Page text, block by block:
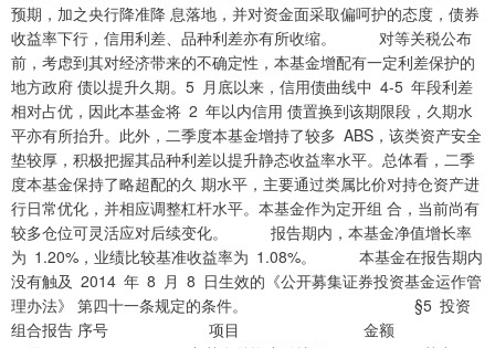
预期，加之央行降准降 息落地，并对资金面采取偏呵护的态度，债券
收益率下行，信用利差、品种利差亦有所收缩。 对等关税公布
前，考虑到其对经济带来的不确定性，本基金增配有一定利差保护的
地方政府 债以提升久期。5 月底以来，信用债曲线中 4-5 年段利差
相对占优，因此本基金将 2 年以内信用 债置换到该期限段，久期水
平亦有所抬升。此外，二季度本基金增持了较多 ABS，该类资产安全
垫较厚，积极把握其品种利差以提升静态收益率水平。总体看，二季
度本基金保持了略超配的久 期水平，主要通过类属比价对持仓资产进
行日常优化，并相应调整杠杆水平。本基金作为定开组 合，当前尚有
较多仓位可灵活应对后续变化。 报告期内，本基金净值增长率
为 1.20%，业绩比较基准收益率为 1.08%。 本基金在报告期内
没有触及 2014 年 8 月 8 日生效的《公开募集证券投资基金运作管
理办法》 第四十一条规定的条件。 §5 投资
组合报告 序号 项目 金额